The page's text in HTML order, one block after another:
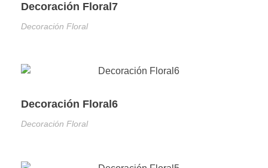
Decoración Floral7
Decoración Floral
Decoración Floral6
Decoración Floral